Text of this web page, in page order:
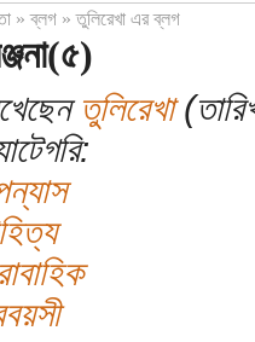
»ব্লগ»তুলিরেখা এর ব্লগ
তুলিরেখা